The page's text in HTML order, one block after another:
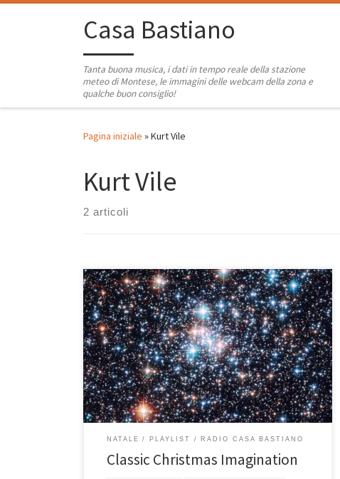
Passa al contenutoCasa Bastiano
Tanta buona musica, i dati in tempo reale della stazione
meteo di Montese, le immagini delle webcam della zona e
qualche buon consiglio!
Pagina iniziale »Kurt Vile
Kurt Vile
2 articoli
Era dal 2021 con Nice Xmas che non facevo la doppia
playlist di Natale, quella “classica” e quella
“alternativa”. In realtà quest’anno ero partito con l’idea
in testa di fare solo un mix, canzoni classiche di Natale
e canzoni che fanno solo Natale, ma poi quando ho
iniziato ad ascoltare […]
NATALE PLAYLIST RADIO CASA BASTIANO
Classic Christmas Imagination